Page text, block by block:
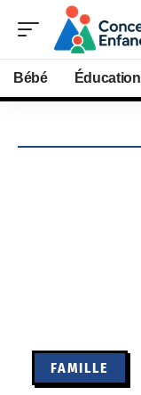
Bébé Éducation
FAMILLE